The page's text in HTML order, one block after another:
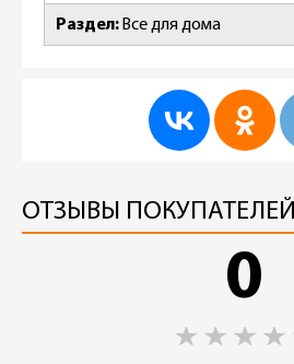
Раздел Все для дома
ОТЗЫВЫ ПОКУПАТЕЛЕЙ
0